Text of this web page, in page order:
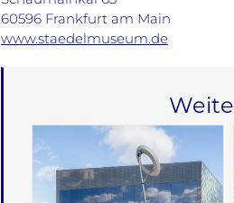
60596 Frankfurt am Main
www.staedelmuseum.de